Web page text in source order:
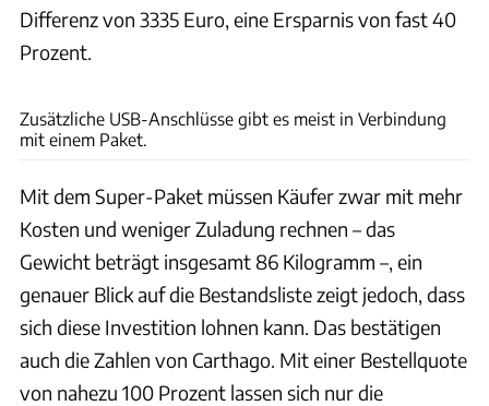
Differenz von 3335 Euro, eine Ersparnis von fast 40
Prozent.
Zusätzliche USB-Anschlüsse gibt es meist in Verbindung
mit einem Paket.
Mit dem Super-Paket müssen Käufer zwar mit mehr
Kosten und weniger Zuladung rechnen – das
Gewicht beträgt insgesamt 86 Kilogramm –, ein
genauer Blick auf die Bestandsliste zeigt jedoch, dass
sich diese Investition lohnen kann. Das bestätigen
auch die Zahlen von Carthago. Mit einer Bestellquote
von nahezu 100 Prozent lassen sich nur die